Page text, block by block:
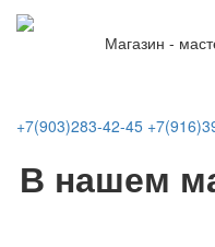
Магазин -
+7(903)283-42-45
В нашем